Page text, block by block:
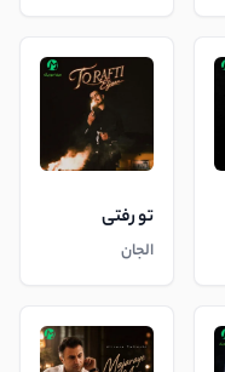
تو رفتی
الجان